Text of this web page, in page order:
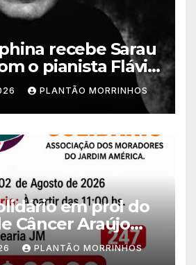
recebe Sarau
o pianista Flávio
terça-feira
PLANTÃO MORRINHOS
em prol do
Câncer Araújo
no Jardim
PLANTÃO MORRINHOS